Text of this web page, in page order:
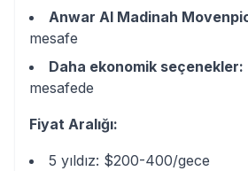
Anwar Al Madinah
mesafe
Daha ekonomik seçenekler:
mesafede
Fiyat Aralığı:
5 yıldız: $200-400/gece